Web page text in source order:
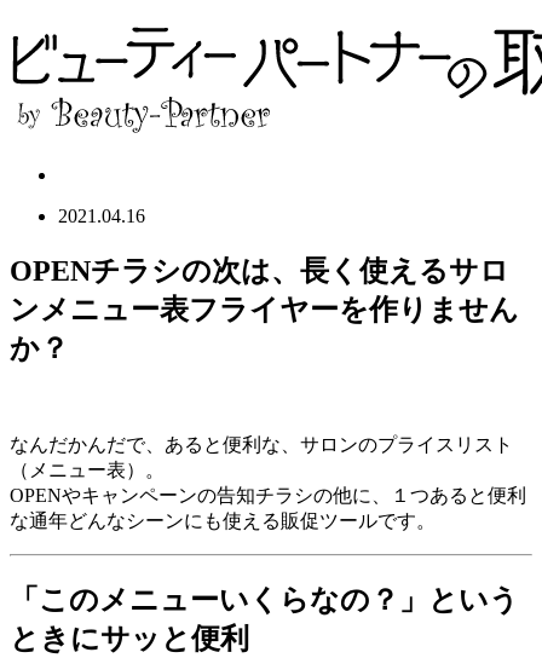
2021.04.16
OPENチラシの次は、長く使えるサロ
ンメニュー表フライヤーを作りません
か？
なんだかんだで、あると便利な、サロンのプライスリスト
（メニュー表）。
OPENやキャンペーンの告知チラシの他に、１つあると便利
な通年どんなシーンにも使える販促ツールです。
「このメニューいくらなの？」という
ときにサッと便利